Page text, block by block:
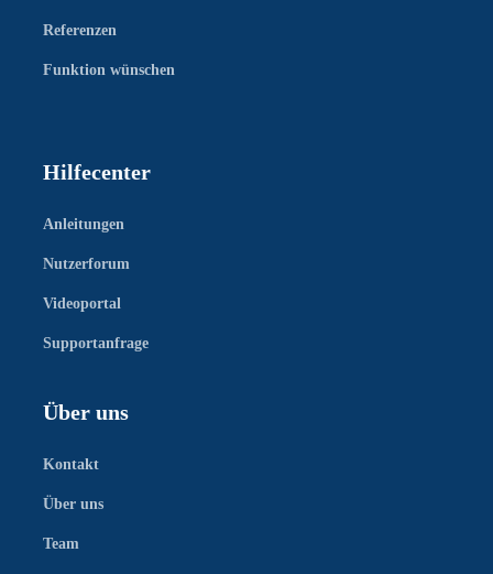
Referenzen
Funktion wünschen
Hilfecenter
Anleitungen
Nutzerforum
Videoportal
Supportanfrage
Über uns
Kontakt
Über uns
Team